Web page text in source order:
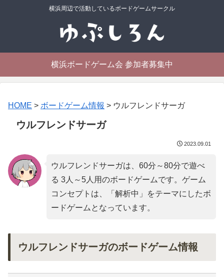
横浜周辺で活動しているボードゲームサークル
横浜ボードゲーム会 参加者募集中
HOME > ボードゲーム情報 > ウルフレンドサーガ
ウルフレンドサーガ
2023.09.01
ウルフレンドサーガは、60分～80分で遊べ
る 3人～5人用のボードゲームです。ゲーム
コンセプトは、「 解析中 」をテーマにしたボ
ードゲームとなっています。
ウルフレンドサーガのボードゲーム情報